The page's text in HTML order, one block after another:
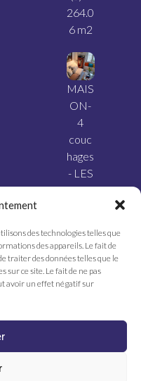
des technologies telles que
des appareils. Le fait de
traiter des données telles que le
ce site. Le fait de ne pas
avoir un effet négatif sur
264.0
6 m2
MAIS
ON-
4
couc
hages
- LES
SABL
ONN
E